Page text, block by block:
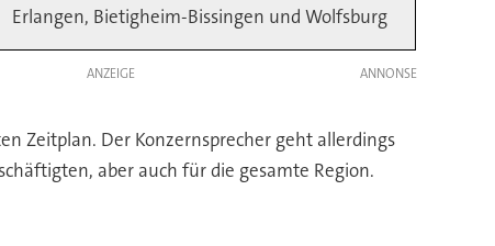
Erlangen, Bietigheim-Bissingen und Wolfsburg
ANZEIGE
Zeitplan. Der Konzernsprecher geht allerdings
aber auch für die gesamte Region.